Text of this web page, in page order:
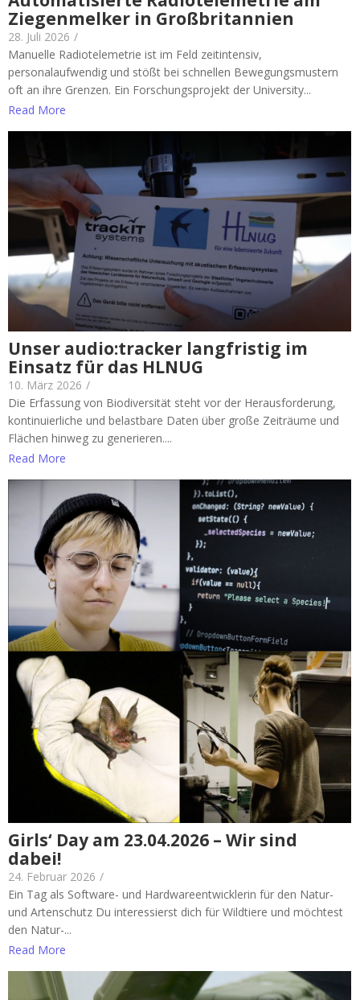
Ziegenmelker in Großbritannien
28. Juli 2026 /
Manuelle Radiotelemetrie ist im Feld zeitintensiv,
personalaufwendig und stößt bei schnellen Bewegungsmustern
oft an ihre Grenzen. Ein Forschungsprojekt der University...
Read More
Unser audio:tracker langfristig im
Einsatz für das HLNUG
10. März 2026 /
Die Erfassung von Biodiversität steht vor der Herausforderung,
kontinuierliche und belastbare Daten über große Zeiträume und
Flächen hinweg zu generieren....
Read More
Girls‘ Day am 23.04.2026 – Wir sind
dabei!
24. Februar 2026 /
Ein Tag als Software- und Hardwareentwicklerin für den Natur-
und Artenschutz Du interessierst dich für Wildtiere und möchtest
den Natur-...
Read More